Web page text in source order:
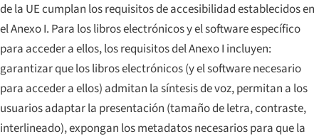
de la UE cumplan los requisitos de accesibilidad establecidos en
el Anexo I. Para los libros electrónicos y el software específico
para acceder a ellos, los requisitos del Anexo I incluyen:
garantizar que los libros electrónicos (y el software necesario
para acceder a ellos) admitan la síntesis de voz, permitan a los
usuarios adaptar la presentación (tamaño de letra, contraste,
interlineado), expongan los metadatos necesarios para que la